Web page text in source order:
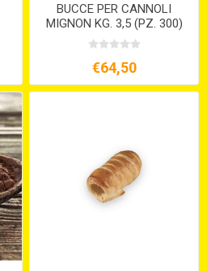
BUCCE PER CANNOLI
MIGNON KG. 3,5 (PZ. 300)
€64,50